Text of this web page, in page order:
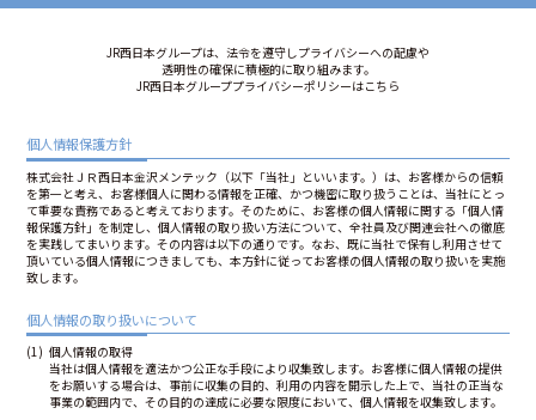
JR西日本グループは、法令を遵守しプライバシーへの配慮や
透明性の確保に積極的に取り組みます。
JR西日本グループプライバシーポリシーはこちら
個人情報保護方針
株式会社ＪＲ西日本金沢メンテック（以下「当社」といいます。）は、お客様からの信頼
を第一と考え、お客様個人に関わる情報を正確、かつ機密に取り扱うことは、当社にとっ
て重要な責務であると考えております。そのために、お客様の個人情報に関する「個人情
報保護方針」を制定し、個人情報の取り扱い方法について、全社員及び関連会社への徹底
を実践してまいります。その内容は以下の通りです。なお、既に当社で保有し利用させて
頂いている個人情報につきましても、本方針に従ってお客様の個人情報の取り扱いを実施
致します。
個人情報の取り扱いについて
個人情報の取得
当社は個人情報を適法かつ公正な手段により収集致します。お客様に個人情報の提供
をお願いする場合は、事前に収集の目的、利用の内容を開示した上で、当社の正当な
事業の範囲内で、その目的の達成に必要な限度において、個人情報を収集致します。